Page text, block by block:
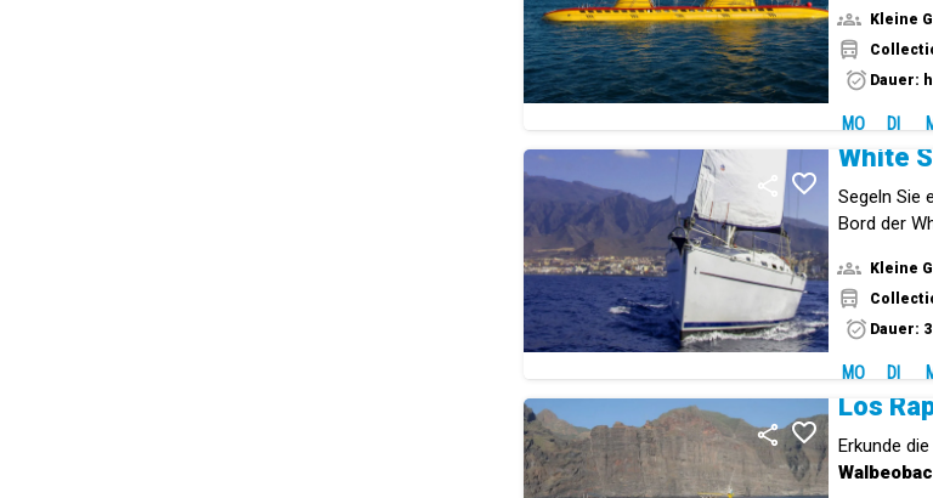
Kleine
Dauer:
MO DI
White
Segeln Sie
Bord der
Kleine
Dauer:
MO DI
Los
Erkunde die